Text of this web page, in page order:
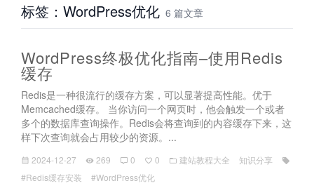
标签：WordPress优化 6 篇文章
WordPress终极优化指南–使用Redis
缓存
Redis是一种很流行的缓存方案，可以显著提高性能。优于
Memcached缓存。 当你访问一个网页时，他会触发一个或者
多个的数据库查询操作。Redis会将查询到的内容缓存下来，这
样下次查询就会占用较少的资源。...
2024-12-27 269 0 0 建站教程大全
知识分享
#Redis缓存安装
#WordPress优化